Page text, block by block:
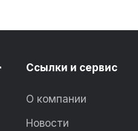
Ссылки и сервис
О компании
Новости